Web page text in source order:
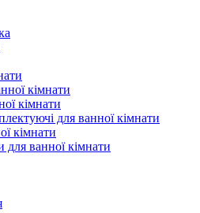
кімнати
кімнати
для ванної кімнати
кімнати
ванної кімнати